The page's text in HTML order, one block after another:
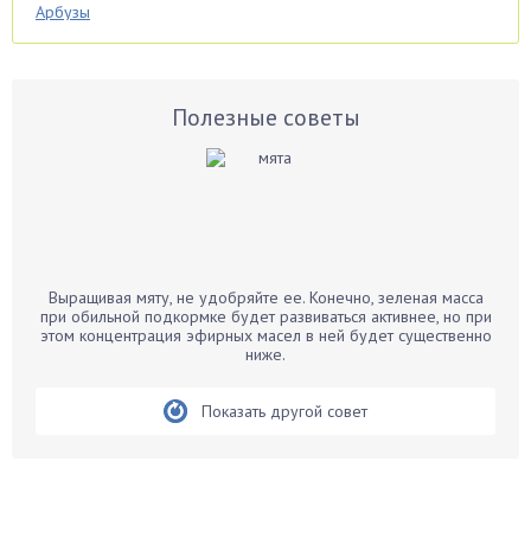
Арбузы
Аспарагус
Бархатцы
Бегония
Полезные советы
Выращивая мяту, не удобряйте ее. Конечно, зеленая масса
при обильной подкормке будет развиваться активнее, но при
этом концентрация эфирных масел в ней будет существенно
ниже.
Показать другой совет